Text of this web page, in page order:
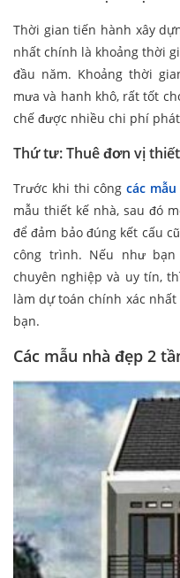
Thời gian tiến hành xây
nhất chính là khoảng thời
đầu năm. Khoảng thời
mưa và hanh khô, rất tốt
chế được nhiều chi phí
Thứ tư: Thuê đơn vị
Trước khi thi côngcác
mẫu thiết kế nhà, sau đó
để đảm bảo đúng kết cấu
công trình. Nếu như
chuyên nghiệp và uy tín,
làm dự toán chính xác
bạn.
Các mẫu nhà đẹp 2